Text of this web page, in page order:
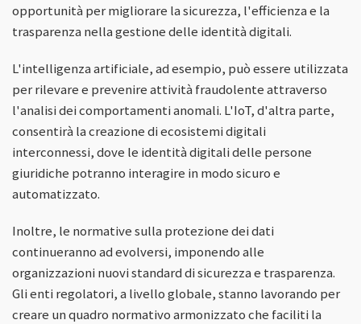
opportunità per migliorare la sicurezza, l'efficienza e la
trasparenza nella gestione delle identità digitali.
L'intelligenza artificiale, ad esempio, può essere utilizzata
per rilevare e prevenire attività fraudolente attraverso
l'analisi dei comportamenti anomali. L'IoT, d'altra parte,
consentirà la creazione di ecosistemi digitali
interconnessi, dove le identità digitali delle persone
giuridiche potranno interagire in modo sicuro e
automatizzato.
Inoltre, le normative sulla protezione dei dati
continueranno ad evolversi, imponendo alle
organizzazioni nuovi standard di sicurezza e trasparenza.
Gli enti regolatori, a livello globale, stanno lavorando per
creare un quadro normativo armonizzato che faciliti la